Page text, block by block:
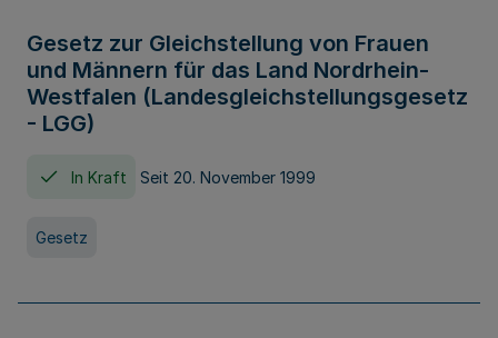
Gesetz zur Gleichstellung von Frauen
und Männern für das Land Nordrhein-
Westfalen (Landesgleichstellungsgesetz
- LGG)
In Kraft Seit 20. November 1999
Gesetz